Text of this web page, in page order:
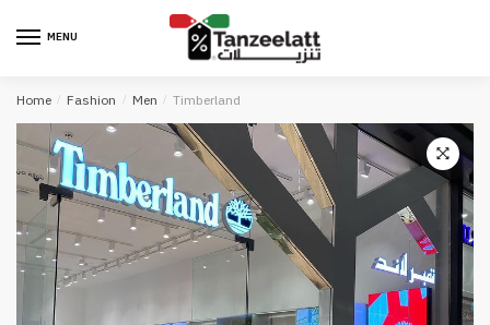
MENU
Home / Fashion / Men / Timberland